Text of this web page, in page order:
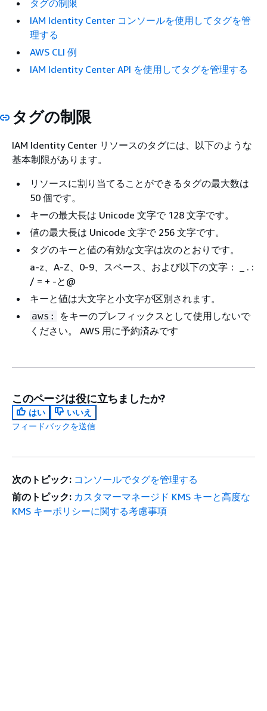
タグの制限
IAM Identity Center コンソールを使用してタグを管
理する
AWS CLI 例
IAM Identity Center API を使用してタグを管理する
タグの制限
IAM Identity Center リソースのタグには、以下のような
基本制限があります。
リソースに割り当てることができるタグの最大数は
50 個です。
キーの最大長は Unicode 文字で 128 文字です。
値の最大長は Unicode 文字で 256 文字です。
タグのキーと値の有効な文字は次のとおりです。
a-z、A-Z、0-9、スペース、および以下の文字： _ . :
/ = + -と@
キーと値は大文字と小文字が区別されます。
aws:
をキーのプレフィックスとして使用しないで
ください。 AWS 用に予約済みです
このページは役に立ちましたか?
はい
いいえ
フィードバックを送信
次のトピック: コンソールでタグを管理する
前のトピック: カスタマーマネージド KMS キーと高度な
KMS キーポリシーに関する考慮事項